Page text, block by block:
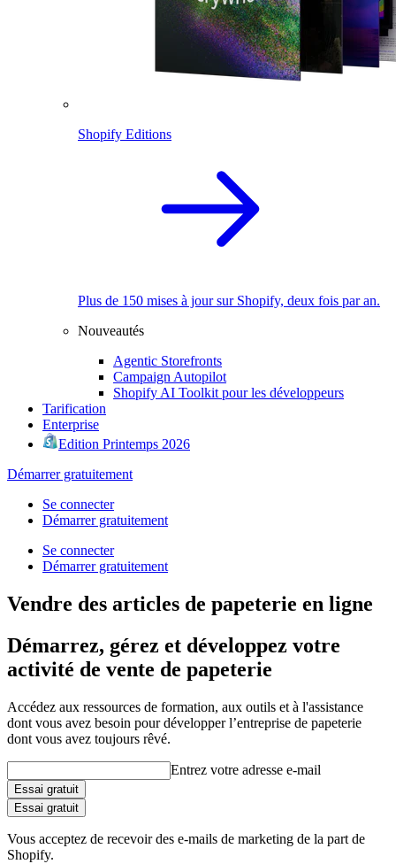
Shopify Editions
Plus de 150 mises à jour sur Shopify, deux fois par an.
Nouveautés
Agentic Storefronts
Campaign Autopilot
Shopify AI Toolkit pour les développeurs
Tarification
Enterprise
Edition Printemps 2026
Démarrer gratuitement
Se connecter
Démarrer gratuitement
Se connecter
Démarrer gratuitement
Vendre des articles de papeterie en ligne
Démarrez, gérez et développez votre
activité de vente de papeterie
Accédez aux ressources de formation, aux outils et à l'assistance
dont vous avez besoin pour développer l’entreprise de papeterie
dont vous avez toujours rêvé.
Entrez votre adresse e-mail
Essai gratuit
Essai gratuit
Vous acceptez de recevoir des e-mails de marketing de la part de
Shopify.